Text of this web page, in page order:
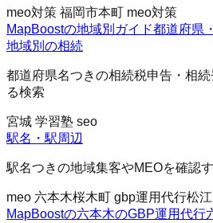
meo対策 福岡市本町 meo対策
MapBoostの地域別ガイド都道府県
地域別の相続
都道府県名つきの相続税申告・相
る検索
宮城 学習塾 seo
駅名・駅周辺
駅名つきの地域集客やMEOを確認
meo 六本木桜木町 gbp運用代行松
MapBoostの六本木のGBP運用代行